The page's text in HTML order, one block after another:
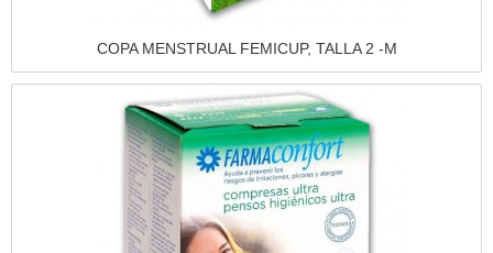
Vista rápida
COPA MENSTRUAL FEMICUP, TALLA 2 -M